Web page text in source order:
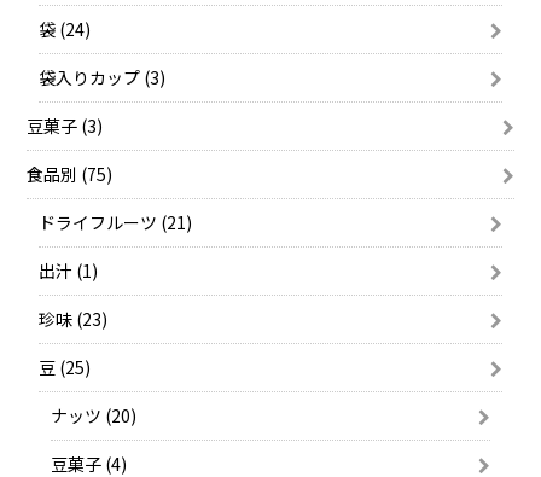
袋 (24)
袋入りカップ (3)
豆菓子 (3)
食品別 (75)
ドライフルーツ (21)
出汁 (1)
珍味 (23)
豆 (25)
ナッツ (20)
豆菓子 (4)